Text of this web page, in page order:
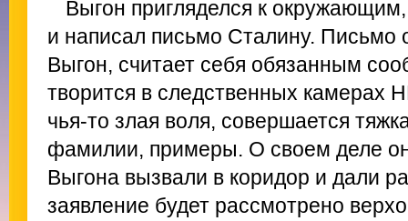
Выгон пригляделся к
и написал письмо Сталину. Письмо
Выгон, считает себя обязанным
творится в следственных камерах
чья-то злая воля, совершается
фамилии, примеры. О своем деле
Выгона вызвали в коридор и дали
заявление будет рассмотрено